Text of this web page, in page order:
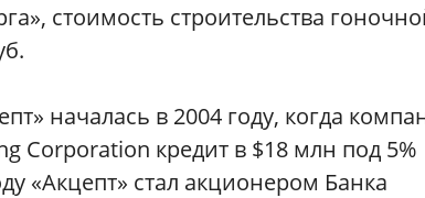
стоимость строительства
началась в 2004 году, когда
Corporation кредит в $18 млн под 5%
«Акцепт» стал акционером Банка